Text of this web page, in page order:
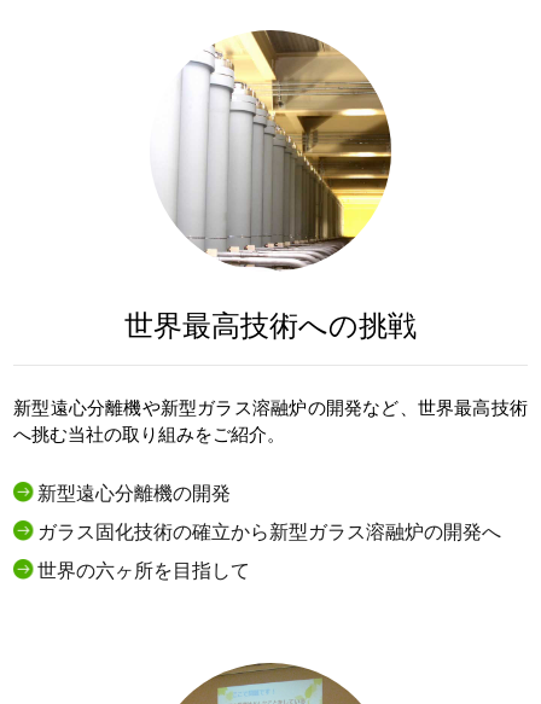
世界最高技術への挑戦
新型遠心分離機や新型ガラス溶融炉の開発など、世界最高技術
へ挑む当社の取り組みをご紹介。
新型遠心分離機の開発
ガラス固化技術の確立から新型ガラス溶融炉の開発へ
世界の六ヶ所を目指して